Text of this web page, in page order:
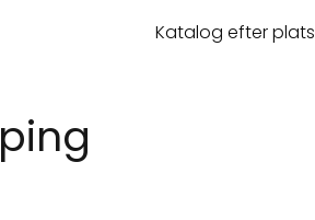
Katalog efter plats